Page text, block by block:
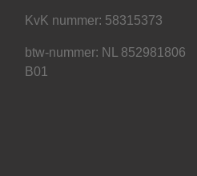
KvK nummer: 58315373
btw-nummer: NL 852981806
B01